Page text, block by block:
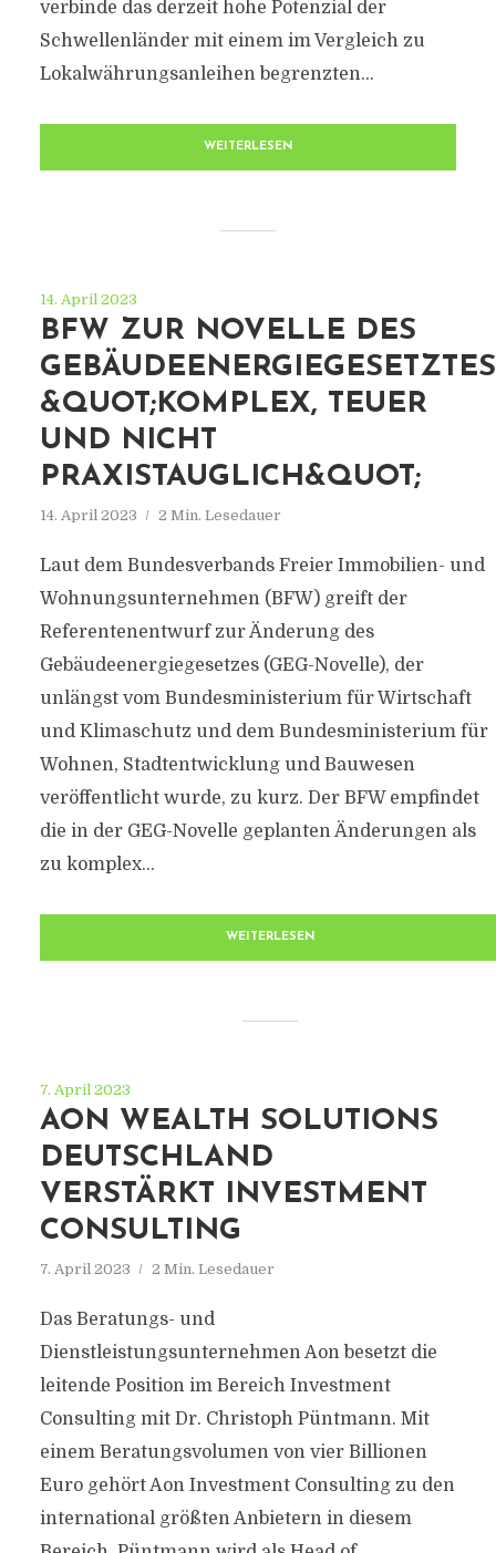
verbinde das derzeit hohe Potenzial der
Schwellenländer mit einem im Vergleich zu
Lokalwährungsanleihen begrenzten...
WEITERLESEN
14. April 2023
BFW ZUR NOVELLE DES
&QUOT;KOMPLEX, TEUER
UND NICHT
PRAXISTAUGLICH&QUOT;
14. April 2023 2 Min. Lesedauer
Laut dem Bundesverbands Freier Immobilien- und
Wohnungsunternehmen (BFW) greift der
Referentenentwurf zur Änderung des
Gebäudeenergiegesetzes (GEG-Novelle), der
unlängst vom Bundesministerium für Wirtschaft
und Klimaschutz und dem Bundesministerium für
Wohnen, Stadtentwicklung und Bauwesen
veröffentlicht wurde, zu kurz. Der BFW empfindet
die in der GEG-Novelle geplanten Änderungen als
zu komplex...
WEITERLESEN
7. April 2023
AON WEALTH SOLUTIONS
DEUTSCHLAND
VERSTÄRKT INVESTMENT
CONSULTING
7. April 2023 2 Min. Lesedauer
Das Beratungs- und
Dienstleistungsunternehmen Aon besetzt die
leitende Position im Bereich Investment
Consulting mit Dr. Christoph Püntmann. Mit
einem Beratungsvolumen von vier Billionen
Euro gehört Aon Investment Consulting zu den
international größten Anbietern in diesem